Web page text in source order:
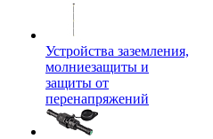
Устройства заземления,
молниезащиты и
защиты от
перенапряжений